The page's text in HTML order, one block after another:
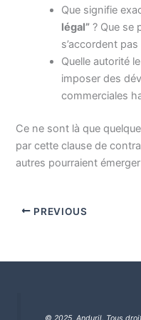
Que signifie
légal” ? Que se
s’accordent
Quelle autorité
imposer des
commerciales
Ce ne sont là que
par cette clause de
autres pourraient émerger
PREVIOUS